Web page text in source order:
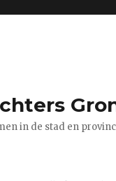
in de stad en